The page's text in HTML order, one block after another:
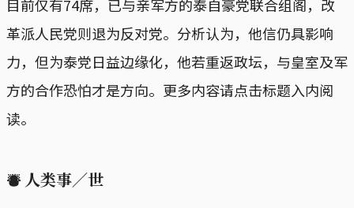
目前仅有74席，已与亲军方的泰自豪党联合组阁，改
革派人民党则退为反对党。分析认为，他信仍具影响
力，但为泰党日益边缘化，他若重返政坛，与皇室及军
方的合作恐怕才是方向。更多内容请点击标题入内阅
读。
⛇ 人类事／世